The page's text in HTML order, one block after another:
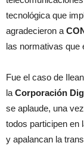
tecnológica que
agradecieron a
las normativas que
Fue el caso de
la Corporación
se aplaude, una
todos participen en
y apalancan la